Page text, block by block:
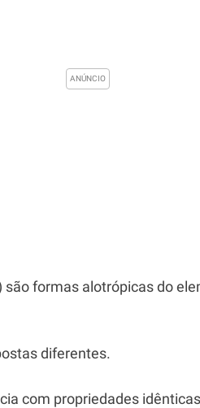
são formas alotrópicas do
diferentes.
com propriedades